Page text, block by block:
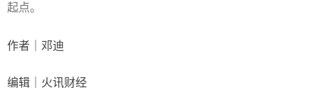
起点。
作者｜邓迪
编辑｜火讯财经